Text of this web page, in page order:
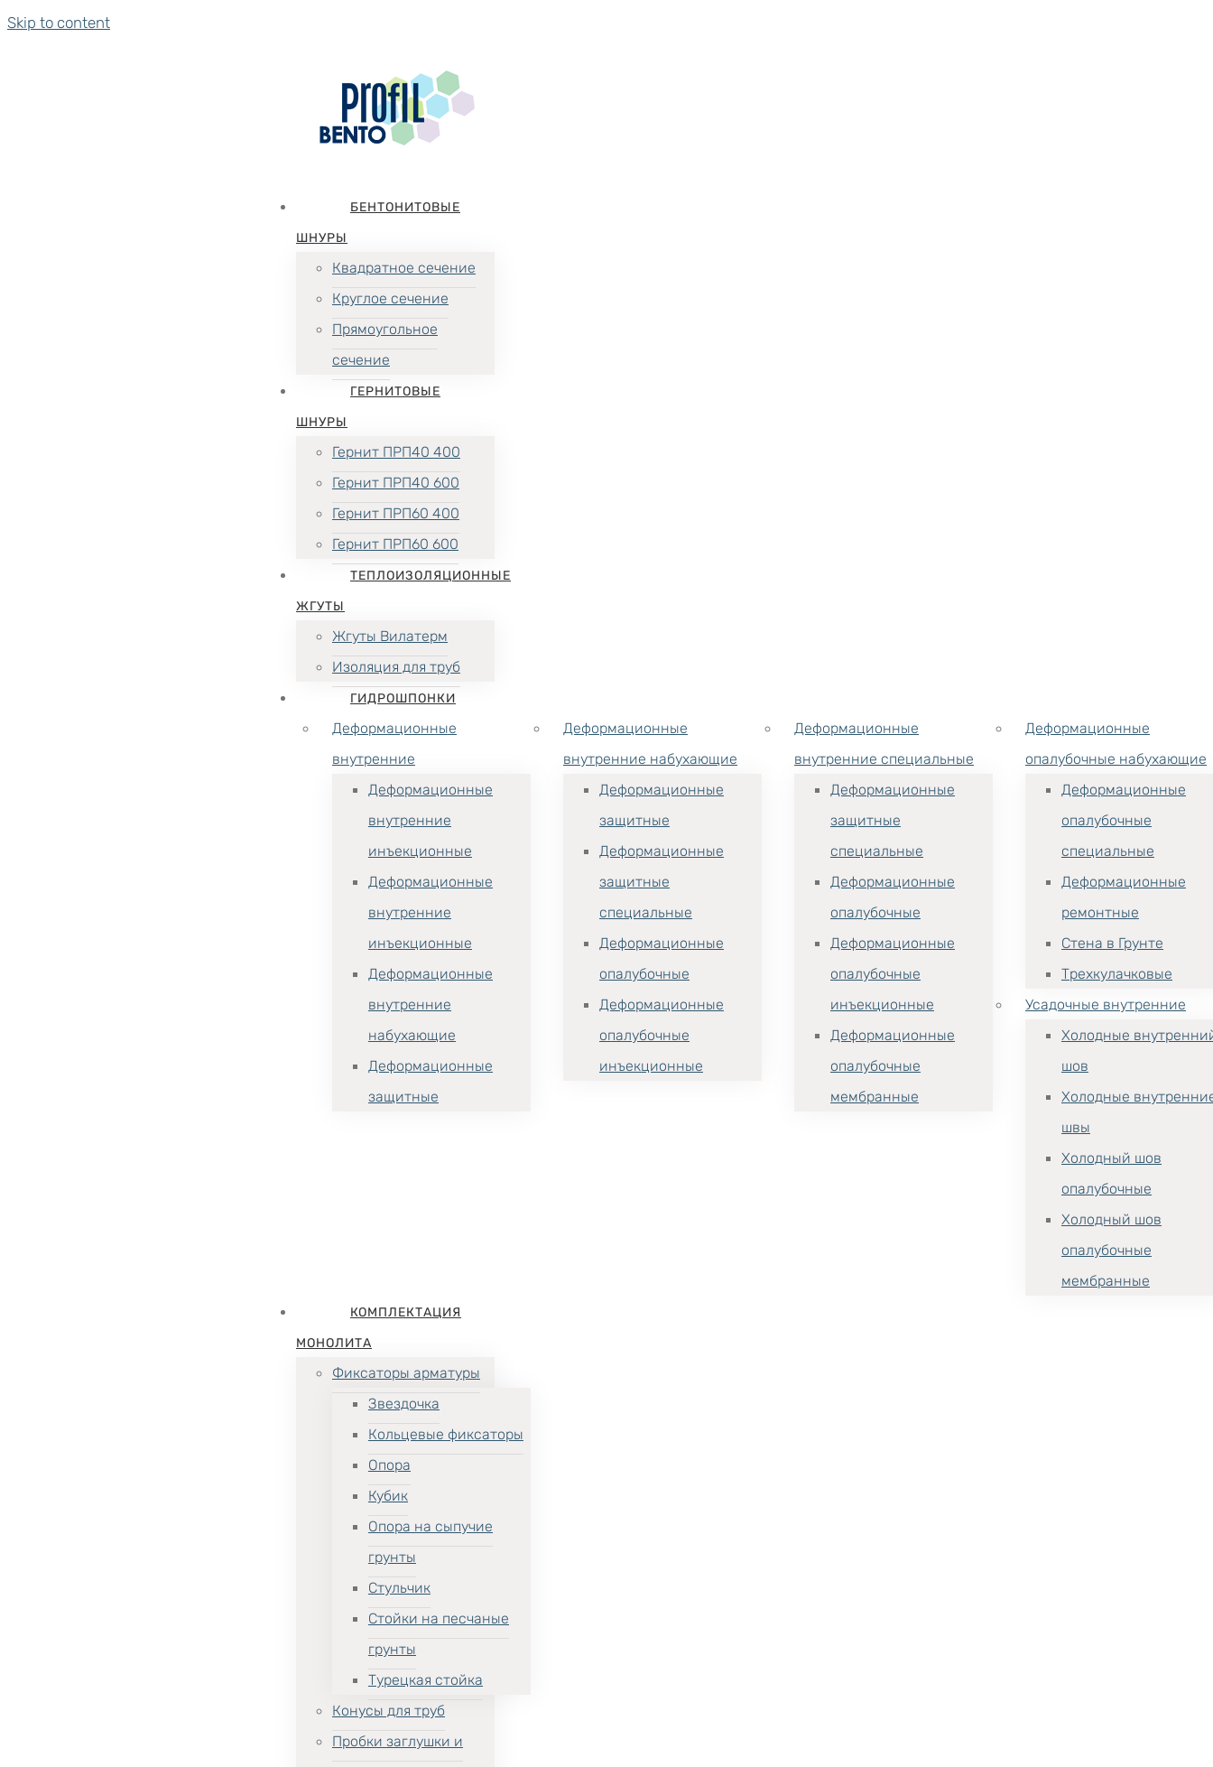
Skip to content
БЕНТОНИТОВЫЕ
ШНУРЫ
Квадратное сечение
Круглое сечение
Прямоугольное
сечение
ГЕРНИТОВЫЕ
ШНУРЫ
Гернит ПРП40 400
Гернит ПРП40 600
Гернит ПРП60 400
Гернит ПРП60 600
ТЕПЛОИЗОЛЯЦИОННЫЕ
ЖГУТЫ
Жгуты Вилатерм
Изоляция для труб
ГИДРОШПОНКИ
Деформационные
внутренние
Деформационные
внутренние
инъекционные
Деформационные
внутренние
инъекционные
Деформационные
внутренние
набухающие
Деформационные
защитные
Деформационные
внутренние набухающие
Деформационные
защитные
Деформационные
защитные
специальные
Деформационные
опалубочные
Деформационные
опалубочные
инъекционные
Деформационные
внутренние специальные
Деформационные
защитные
специальные
Деформационные
опалубочные
Деформационные
опалубочные
инъекционные
Деформационные
опалубочные
мембранные
Деформационные
опалубочные набухающие
Деформационные
опалубочные
специальные
Деформационные
ремонтные
Стена в Грунте
Трехкулачковые
Усадочные внутренние
Холодные
шов
Холодные
швы
Холодный шов
опалубочные
Холодный шов
опалубочные
мембранные
КОМПЛЕКТАЦИЯ
МОНОЛИТА
Фиксаторы арматуры
Звездочка
Кольцевые фиксаторы
Опора
Кубик
Опора на сыпучие
грунты
Стульчик
Стойки на песчаные
грунты
Турецкая стойка
Конусы для труб
Пробки заглушки и